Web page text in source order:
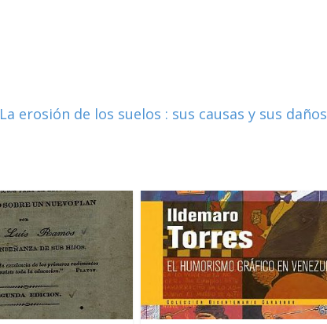
La erosión de los suelos : sus causas y sus daños